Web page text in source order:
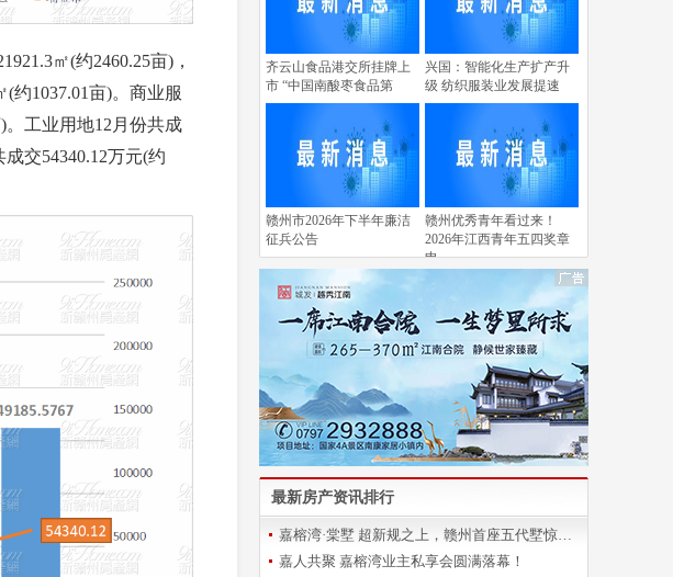
㎡(约2460.25亩)，
(约1037.01亩)。商业服
。工业用地12月份共成
交54340.12万元(约
齐云山食品港交所挂牌上
市 “中国南酸枣食品第
兴国：智能化生产扩产升
级 纺织服装业发展提速
赣州市2026年下半年廉洁
征兵公告
赣州优秀青年看过来！
2026年江西青年五四奖章
申
最新房产资讯排行
嘉榕湾·棠墅 超新规之上，赣州首座五代墅惊艳登场
嘉人共聚 嘉榕湾业主私享会圆满落幕！